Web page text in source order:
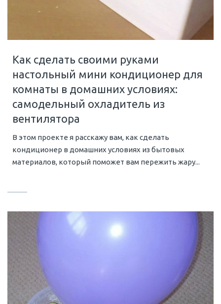
Как сделать своими руками
настольный мини кондиционер для
комнаты в домашних условиях:
самодельный охладитель из
вентилятора
В этом проекте я расскажу вам, как сделать
кондиционер в домашних условиях из бытовых
материалов, который поможет вам пережить жару...